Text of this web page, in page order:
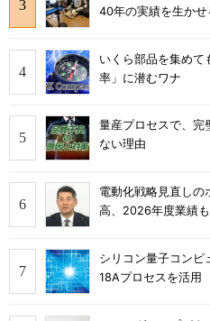
40年の実績を生かせ
いくら部品を集めて
率」に潜むワナ
量産プロセスで、完
ない理由
電動化戦略見直しの
高、2026年度業績
シリコン量子コンピ
18Aプロセスを活用